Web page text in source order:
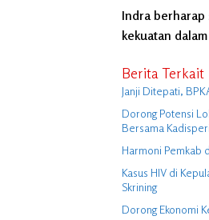
Indra berharap
kekuatan
Berita Terkait
Janji Ditepati,
Dorong Potensi
Bersama
Harmoni Pemkab
Kasus HIV di
Skrining
Dorong Ekonomi